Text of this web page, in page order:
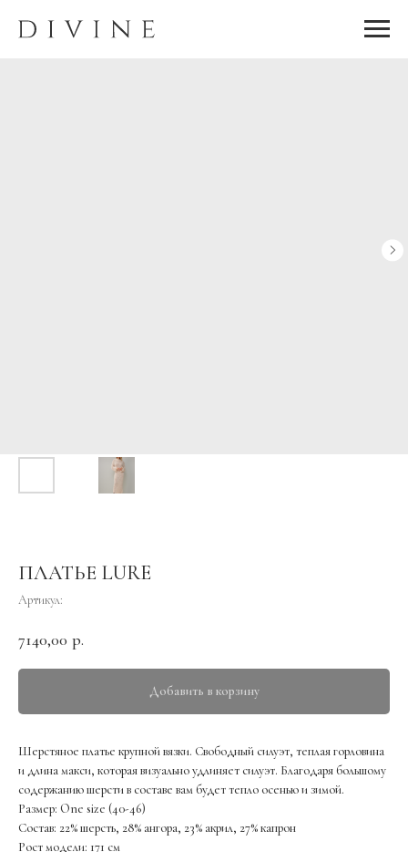
ПЛАТЬЕ LURE
Артикул:
7140,00 р.
Добавить в корзину
Шерстяное платье крупной вязки. Свободный силуэт, теплая горловина
и длина макси, которая визуально удлиняет силуэт. Благодаря большому
содержанию шерсти в составе вам будет тепло осенью и зимой.
Размер: One size (40-46)
Состав: 22% шерсть, 28% ангора, 23% акрил, 27% капрон
Рост модели: 171 см